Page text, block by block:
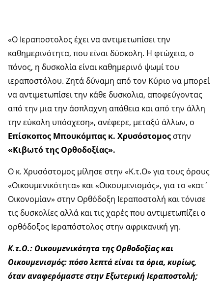
«Ο Ιεραποστολος έχει να αντιμετωπίσει την
καθημερινότητα, που είναι δύσκολη. Η φτώχεια, ο
πόνος, η δυσκολία είναι καθημερινό ψωμί του
ιεραποστόλου. Ζητά δύναμη από τον Κύριο να μπορεί
να αντιμετωπίσει την κάθε δυσκολια, αποφεύγοντας
από την μια την άσπλαχνη απάθεια και από την άλλη
την εύκολη υπόσχεση», ανέφερε, μεταξύ άλλων, ο
Επίσκοπος Μπουκόμπας κ. Χρυσόστομος στην
«Κιβωτό της Ορθοδοξίας».
Ο κ. Χρυσόστομος μίλησε στην «Κ.τ.Ο» για τους όρους
«Οικουμενικότητα» και «Οικουμενισμός», για το «κατ᾿
Οικονομίαν» στην Ορθόδοξη Ιεραποστολή και τόνισε
τις δυσκολίες αλλά και τις χαρές που αντιμετωπίζει ο
ορθόδοξος Ιεραπόστολος στην αφρικανική γη.
Κ.τ.Ο.: Οικουμενικότητα της Ορθοδοξίας και
Οικουμενισμός: πόσο λεπτά είναι τα όρια, κυρίως,
όταν αναφερόμαστε στην Εξωτερική Ιεραποστολή;